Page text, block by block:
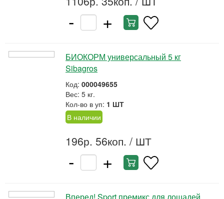
- +
БИОКОРМ универсальный 5 кг
Sibagros
Код: 000049655
Вес: 5 кг.
Кол-во в уп: 1 ШТ
В наличии
196р. 56коп. / ШТ
- +